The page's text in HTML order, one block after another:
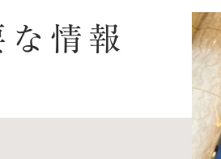
情報